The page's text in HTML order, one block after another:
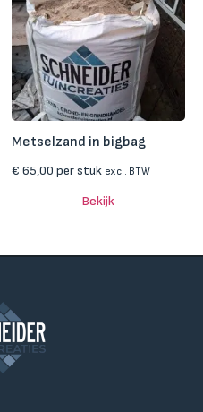
Metselzand in bigbag
€ 65,00 per stuk excl. BTW
Bekijk